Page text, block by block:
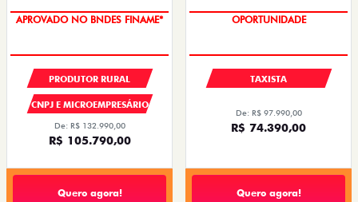
APROVADO NO BNDES FINAME*
PRODUTOR RURAL
CNPJ E MICROEMPRESÁRIO
De: R$ 132.990,00
R$ 105.790,00
Quero agora!
OPORTUNIDADE
TAXISTA
De: R$ 97.990,00
R$ 74.390,00
Quero agora!